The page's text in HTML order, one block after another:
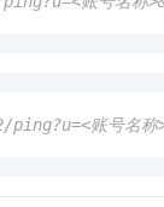
账号名称